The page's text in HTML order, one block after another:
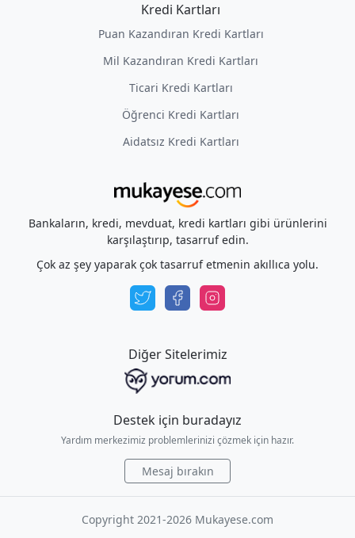
Kredi Kartları
Puan Kazandıran Kredi Kartları
Mil Kazandıran Kredi Kartları
Ticari Kredi Kartları
Öğrenci Kredi Kartları
Aidatsız Kredi Kartları
Bankaların, kredi, mevduat, kredi kartları gibi ürünlerini
karşılaştırıp, tasarruf edin.
Çok az şey yaparak çok tasarruf etmenin akıllıca yolu.
Diğer Sitelerimiz
Destek için buradayız
Yardım merkezimiz problemlerinizi çözmek için hazır.
Mesaj bırakın
Copyright 2021-2026 Mukayese.com